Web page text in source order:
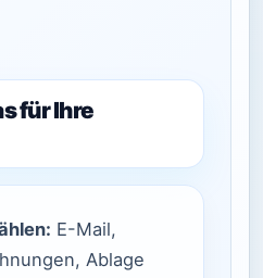
für Ihre
E-Mail,
Ablage